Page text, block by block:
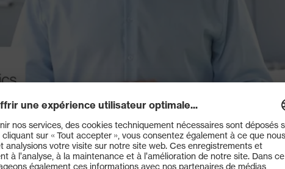
carbone des produits uvex safety. Des matériaux utilisés jusqu'à leur mise